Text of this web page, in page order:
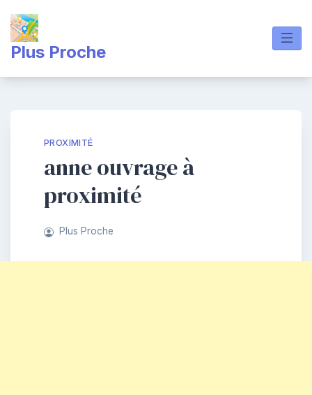
content
Plus Proche
PROXIMITÉ
anne ouvrage à
proximité
Plus Proche